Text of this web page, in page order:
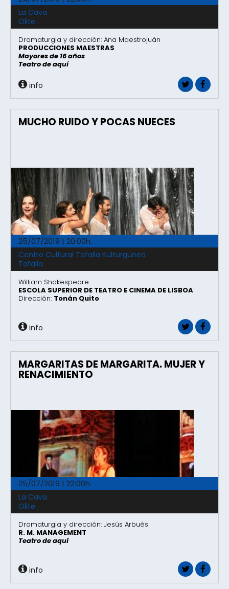
La Cava
Olite
Dramaturgia y dirección: Ana Maestrojuán
PRODUCCIONES MAESTRAS
Mayores de 16 años
Teatro de aquí
info
MUCHO RUIDO Y POCAS NUECES
25/07/2019 | 20:00h.
Centro Cultural Tafalla Kulturgunea
Tafalla
William Shakespeare
ESCOLA SUPERIOR DE TEATRO E CINEMA DE LISBOA
Dirección: Tonán Quito
info
MARGARITAS DE MARGARITA. MUJER Y
RENACIMIENTO
25/07/2019 | 22:00h.
La Cava
Olite
Dramaturgia y dirección: Jesús Arbués
R. M. MANAGEMENT
Teatro de aquí
info